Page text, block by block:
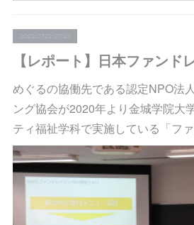
2022.07.22 07:10
めぐるの協働先である認定NPO法
ング協会が2020年より金城学院大
ティ福祉学科で実施している「フ